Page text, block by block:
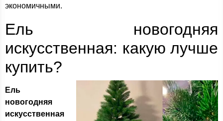
экономичными.
Ель новогодняя
искусственная: какую лучше
купить?
Ель
новогодняя
искусственная